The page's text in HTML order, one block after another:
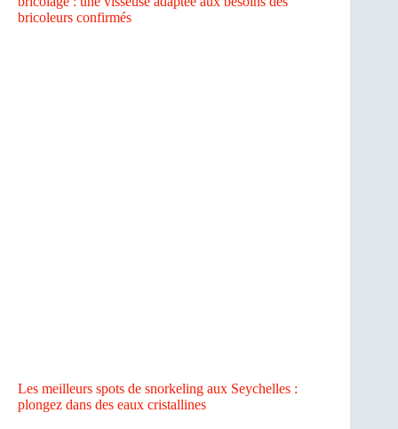
bricoleurs confirmés
Les meilleurs spots de snorkeling aux Seychelles :
plongez dans des eaux cristallines